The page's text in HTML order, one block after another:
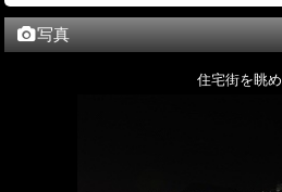
写真
住宅街を眺